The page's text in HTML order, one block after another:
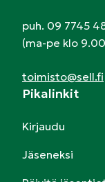
puh. 09 7745
(ma-pe klo
toimisto@sell.fi
Pikalinkit
Kirjaudu
Jäseneksi